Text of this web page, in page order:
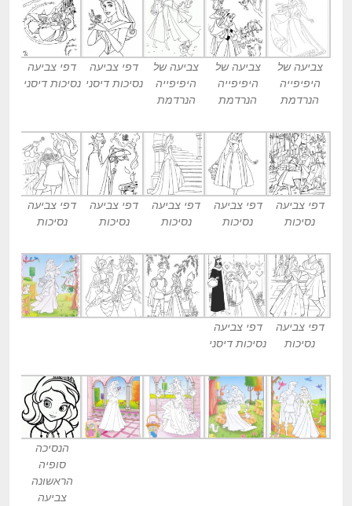
צביעה של
היפיפייה
הנרדמת
צביעה של
היפיפייה
הנרדמת
צביעה של
היפיפייה
הנרדמת
דפי צביעה
נסיכות דיסני
דפי צביעה
נסיכות דיסני
דפי צביעה
נסיכות
דפי צביעה
נסיכות
דפי צביעה
נסיכות
דפי צביעה
נסיכות
דפי צביעה
נסיכות
דפי צביעה
נסיכות
דפי צביעה
נסיכות דיסני
הנסיכה
סופיה
הראשונה
צביעה